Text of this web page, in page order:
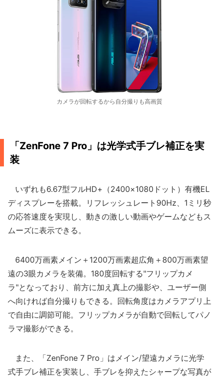
カメラが回転するから自分撮りも高画質
「ZenFone 7 Pro」は光学式手ブレ補正を実
装
いずれも6.67型フルHD+（2400×1080ドット）有機EL
ディスプレーを搭載。リフレッシュレート90Hz、1ミリ秒
の応答速度を実現し、動きの激しい動画やゲームなどもス
ムーズに表示できる。
6400万画素メイン＋1200万画素超広角＋800万画素望
遠の3眼カメラを装備。180度回転する"フリップカメ
ラ"となっており、前方に加え真上の撮影や、ユーザー側
へ向ければ自分撮りもできる。回転角度はカメラアプリ上
で自由に調節可能。フリップカメラが自動で回転してパノ
ラマ撮影ができる。
また、「ZenFone 7 Pro」はメイン/望遠カメラに光学
式手ブレ補正を実装し、手ブレを抑えたシャープな写真が